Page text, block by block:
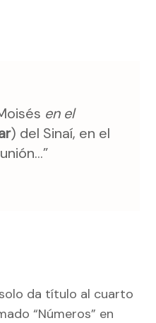
en el
) del Sinaí, en el
da título al cuarto
“Números” en